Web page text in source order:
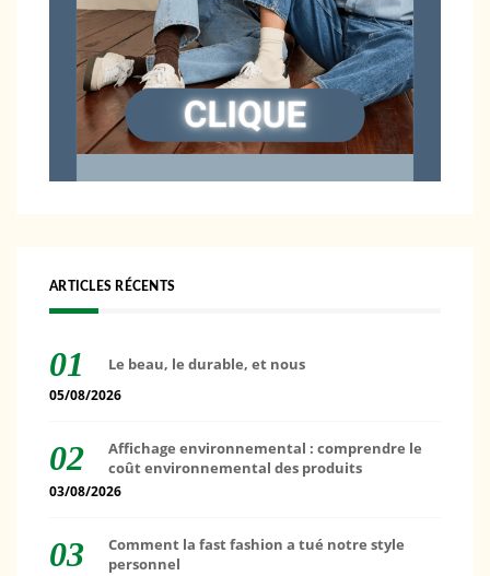
ARTICLES RÉCENTS
Le beau, le durable, et nous
05/08/2026
Affichage environnemental : comprendre le
coût environnemental des produits
03/08/2026
Comment la fast fashion a tué notre style
personnel